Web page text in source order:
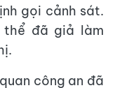
gọi cảnh sát.
thể đã giả làm
công an đã